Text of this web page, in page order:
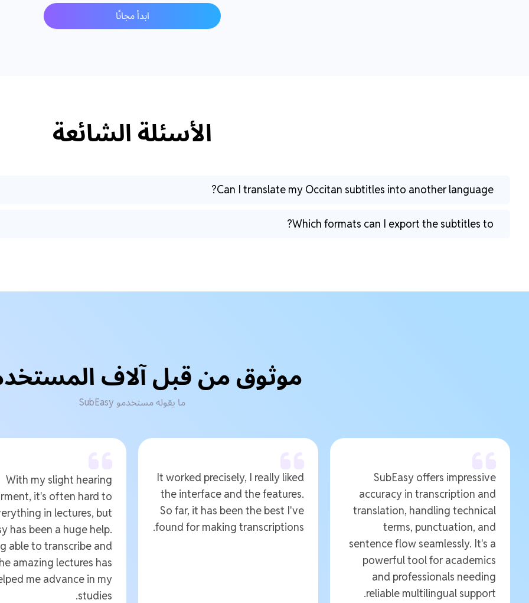
ابدأ مجانًا
الأسئلة الشائعة
Can I translate my Occitan subtitles into another language?
Which formats can I export the subtitles to?
موثوق من قبل آلاف
ما يقوله مستخدمو SubEasy
SubEasy offers impressive
accuracy in transcription and
translation, handling technical
terms, punctuation, and
sentence flow seamlessly. It's a
powerful tool for academics
and professionals needing
reliable multilingual support.
It worked precisely, I really liked
the interface and the features.
So far, it has been the best I've
found for making transcriptions.
With my slight hearing
it's often hard to
in lectures, but
has been a huge help.
able to transcribe and
amazing lectures has
me advance in my
studies.